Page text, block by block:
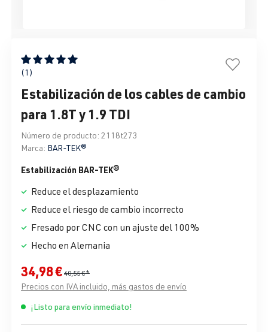
Calificación promedio de 5 de 5 estrellas
(1)
Estabilización de los cables de cambio
para 1.8T y 1.9 TDI
Número de producto: 2118t273
Marca: BAR-TEK®
Estabilización BAR-TEK®
Reduce el desplazamiento
Reduce el riesgo de cambio incorrecto
Fresado por CNC con un ajuste del 100%
Hecho en Alemania
34,98 € 40,55 €*
Precios con IVA incluido, más gastos de envío
¡Listo para envío inmediato!